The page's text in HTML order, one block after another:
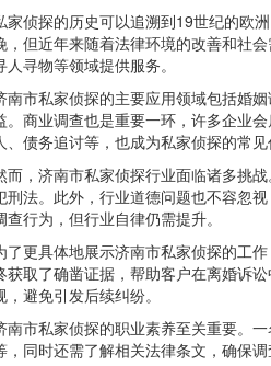
家侦探的历史可以追溯到19世纪的欧
，但近年来随着法律环境的改善和社
人寻物等领域提供服务。
南市私家侦探的主要应用领域包括婚
。商业调查也是重要一环，许多企业
、债务追讨等，也成为私家侦探的常见
而，济南市私家侦探行业面临诸多挑
刑法。此外，行业道德问题也不容忽
查行为，但行业自律仍需提升。
了更具体地展示济南市私家侦探的工
获取了确凿证据，帮助客户在离婚诉
，避免引发后续纠纷。
南市私家侦探的职业素养至关重要。
，同时还需了解相关法律条文，确保